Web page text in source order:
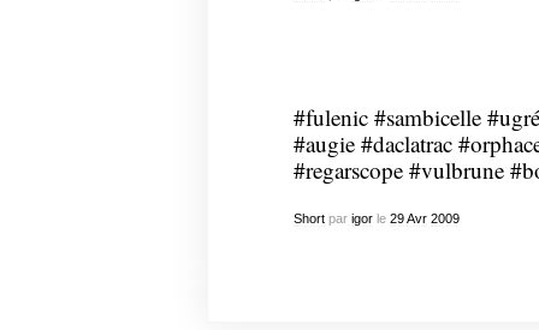
#fulenic #sambicelle
#augie #daclatrac
#regarscope #vulbrune
Shortpar igorle 29 Avr 2009